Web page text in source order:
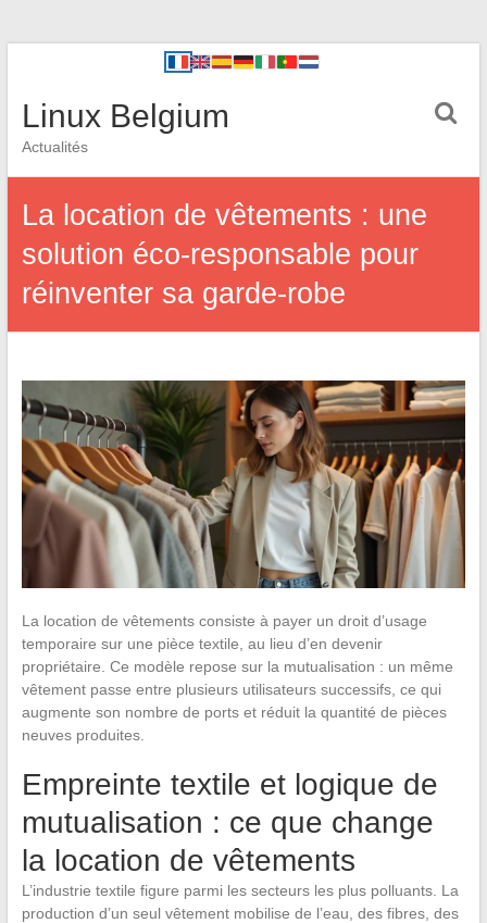
Linux Belgium
Actualités
La location de vêtements : une
solution éco-responsable pour
réinventer sa garde-robe
La location de vêtements consiste à payer un droit d’usage
temporaire sur une pièce textile, au lieu d’en devenir
propriétaire. Ce modèle repose sur la mutualisation : un même
vêtement passe entre plusieurs utilisateurs successifs, ce qui
augmente son nombre de ports et réduit la quantité de pièces
neuves produites.
Empreinte textile et logique de
mutualisation : ce que change
la location de vêtements
L’industrie textile figure parmi les secteurs les plus polluants. La
production d’un seul vêtement mobilise de l’eau, des fibres, des